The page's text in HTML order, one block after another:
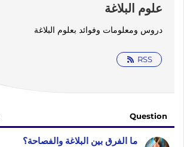
علوم البلاغة
دروس ومعلومات وفوائد بعلوم البلاغة
RSS
Question
ما الفرق بين البلاغة والفصاحة؟